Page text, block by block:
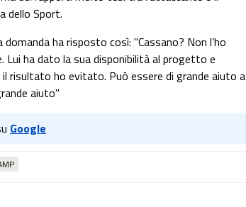
dello Sport.
ha risposto così: "Cassano? Non l’ho
ha dato la sua disponibilità al progetto e
risultato ho evitato. Può essere di grande aiuto a
aiuto"
Google